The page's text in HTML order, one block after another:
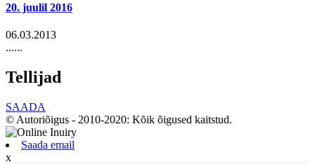
20. juulil 2016
06.03.2013
......
Tellijad
SAADA
© Autoriõigus - 2010-2020: Kõik õigused kaitstud.
Saada email
x